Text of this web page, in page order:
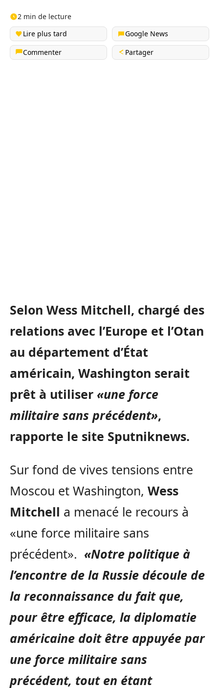
2 min de lecture
Lire plus tard
Google News
Commenter
Partager
Selon Wess Mitchell, chargé des
relations avec l’Europe et l’Otan
au département d’État
américain, Washington serait
prêt à utiliser «une force
militaire sans précédent»,
rapporte le site Sputniknews.
Sur fond de vives tensions entre
Moscou et Washington, Wess
Mitchell a menacé le recours à
«une force militaire sans
précédent». «Notre politique à
l’encontre de la Russie découle de
la reconnaissance du fait que,
pour être efficace, la diplomatie
américaine doit être appuyée par
une force militaire sans
précédent, tout en étant